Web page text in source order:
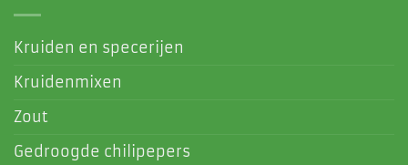
Kruiden en specerijen
Kruidenmixen
Zout
Gedroogde chilipepers